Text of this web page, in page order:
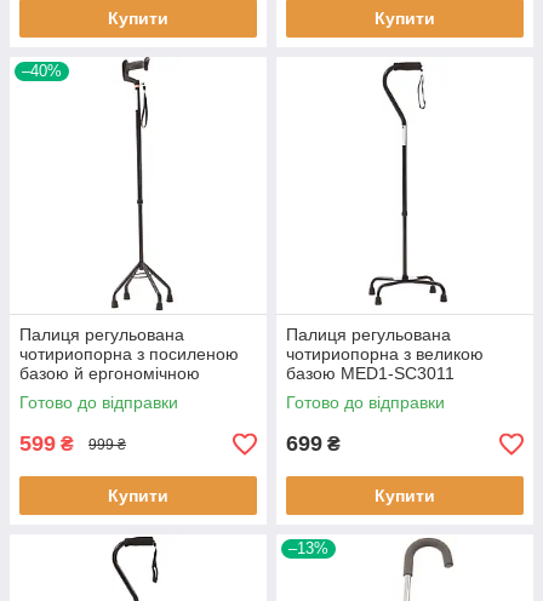
Купити Купити
–40%
Палиця регульована
чотириопорна з посиленою
базою й ергономічною
ручкою MED1-SC3021
Готово до відправки
599 ₴ 999 ₴
Купити
Палиця регульована
чотириопорна з великою
базою MED1-SC3011
Готово до відправки
699 ₴
Купити
–13%